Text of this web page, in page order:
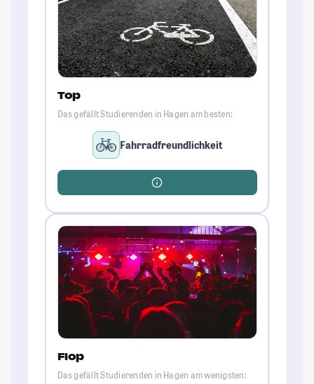
Top
Das gefällt Studierenden in Hagen am besten:
Fahrradfreundlichkeit
Flop
Das gefällt Studierenden in Hagen am wenigsten: